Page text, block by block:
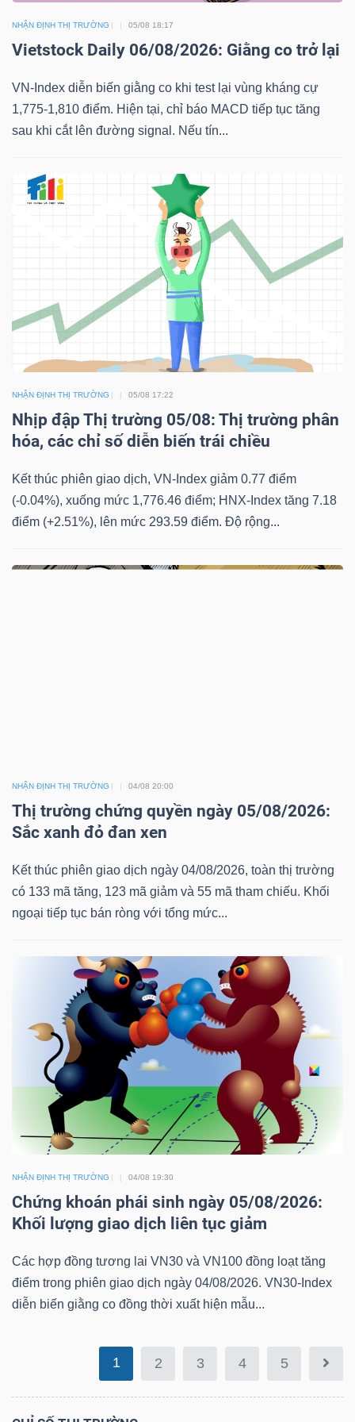
NHẬN ĐỊNH THỊ TRƯỜNG 05/08 18:17
Vietstock Daily 06/08/2026: Giằng co trở lại
VN-Index diễn biến giằng co khi test lại vùng kháng cự
1,775-1,810 điểm. Hiện tại, chỉ báo MACD tiếp tục tăng
sau khi cắt lên đường signal. Nếu tín...
NHẬN ĐỊNH THỊ TRƯỜNG 05/08 17:22
Nhịp đập Thị trường 05/08: Thị trường phân
hóa, các chỉ số diễn biến trái chiều
Kết thúc phiên giao dịch, VN-Index giảm 0.77 điểm
(-0.04%), xuống mức 1,776.46 điểm; HNX-Index tăng 7.18
điểm (+2.51%), lên mức 293.59 điểm. Độ rộng...
NHẬN ĐỊNH THỊ TRƯỜNG 04/08 20:00
Thị trường chứng quyền ngày 05/08/2026:
Sắc xanh đỏ đan xen
Kết thúc phiên giao dịch ngày 04/08/2026, toàn thị trường
có 133 mã tăng, 123 mã giảm và 55 mã tham chiếu. Khối
ngoại tiếp tục bán ròng với tổng mức...
NHẬN ĐỊNH THỊ TRƯỜNG 04/08 19:30
Chứng khoán phái sinh ngày 05/08/2026:
Khối lượng giao dịch liên tục giảm
Các hợp đồng tương lai VN30 và VN100 đồng loạt tăng
điểm trong phiên giao dịch ngày 04/08/2026. VN30-Index
diễn biến giằng co đồng thời xuất hiện mẫu...
1 2 3 4 5
YẾU
TIÊU
DÙNG
SỨC
KHỎE
TÀI
CHÍNH
NGHỆ
THÔNG
TIỆN
ÍCH
ĐỘNG
SẢN
Mã
chứng
khoán
Lãnh
đạo
(-)
Tất cả Người nội bộ Người liên quan
(-)